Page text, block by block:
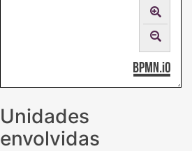
Unidades
envolvidas